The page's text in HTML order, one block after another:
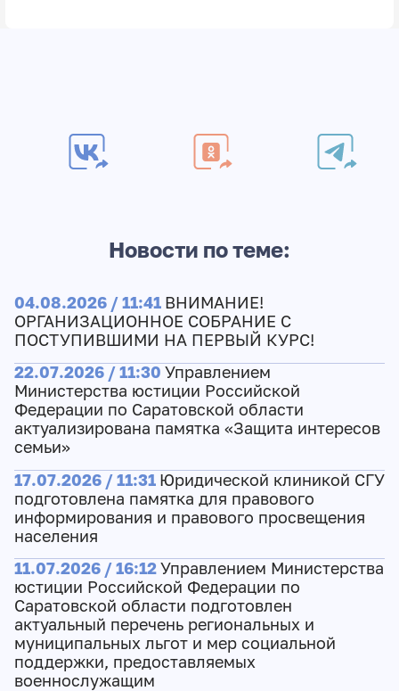
Новости по теме:
04.08.2026 / 11:41 ВНИМАНИЕ!
ОРГАНИЗАЦИОННОЕ СОБРАНИЕ С
ПОСТУПИВШИМИ НА ПЕРВЫЙ КУРС!
22.07.2026 / 11:30 Управлением
Министерства юстиции Российской
Федерации по Саратовской области
актуализирована памятка «Защита интересов
семьи»
17.07.2026 / 11:31 Юридической клиникой СГУ
подготовлена памятка для правового
информирования и правового просвещения
населения
11.07.2026 / 16:12Управлением Министерства
юстиции Российской Федерации по
Саратовской области подготовлен
актуальный перечень региональных и
муниципальных льгот и мер социальной
поддержки, предоставляемых
военнослужащим